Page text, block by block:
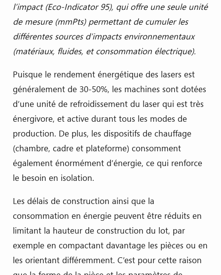
l’impact (Eco-Indicator 95), qui offre une seule unité
de mesure (mmPts) permettant de cumuler les
différentes sources d’impacts environnementaux
(matériaux, fluides, et consommation électrique).
Puisque le rendement énergétique des lasers est
généralement de 30-50%, les machines sont dotées
d’une unité de refroidissement du laser qui est très
énergivore, et active durant tous les modes de
production. De plus, les dispositifs de chauffage
(chambre, cadre et plateforme) consomment
également énormément d’énergie, ce qui renforce
le besoin en isolation.
Les délais de construction ainsi que la
consommation en énergie peuvent être réduits en
limitant la hauteur de construction du lot, par
exemple en compactant davantage les pièces ou en
les orientant différemment. C’est pour cette raison